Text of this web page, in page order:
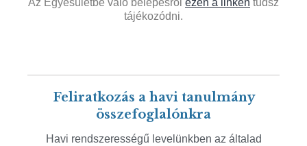
tájékozódni.
Feliratkozás a havi tanulmány
összefoglalónkra
Havi rendszerességű levelünkben az általad